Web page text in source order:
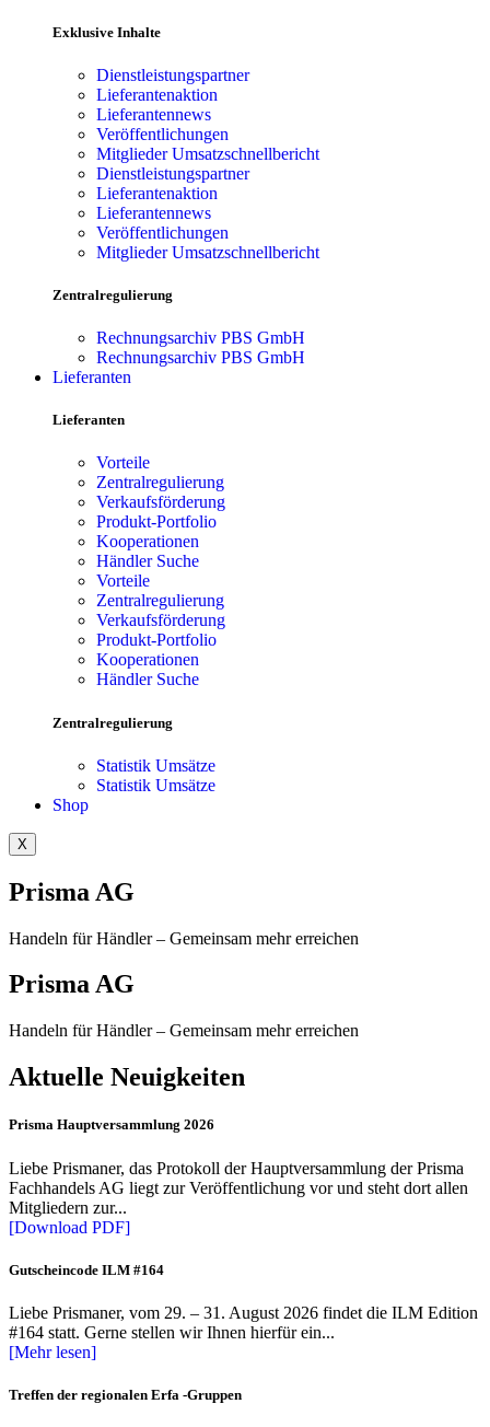
Exklusive Inhalte
Dienstleistungspartner
Lieferantenaktion
Lieferantennews
Veröffentlichungen
Mitglieder Umsatzschnellbericht
Dienstleistungspartner
Lieferantenaktion
Lieferantennews
Veröffentlichungen
Mitglieder Umsatzschnellbericht
Zentralregulierung
Rechnungsarchiv PBS GmbH
Rechnungsarchiv PBS GmbH
Lieferanten
Lieferanten
Vorteile
Zentralregulierung
Verkaufsförderung
Produkt-Portfolio
Kooperationen
Händler Suche
Vorteile
Zentralregulierung
Verkaufsförderung
Produkt-Portfolio
Kooperationen
Händler Suche
Zentralregulierung
Statistik Umsätze
Statistik Umsätze
Shop
X
Prisma AG
Handeln für Händler – Gemeinsam mehr erreichen
Prisma AG
Handeln für Händler – Gemeinsam mehr erreichen
Aktuelle Neuigkeiten
Prisma Hauptversammlung 2026
Liebe Prismaner, das Protokoll der Hauptversammlung der Prisma
Fachhandels AG liegt zur Veröffentlichung vor und steht dort allen
Mitgliedern zur...
[Download PDF]
Gutscheincode ILM #164
Liebe Prismaner, vom 29. – 31. August 2026 findet die ILM Edition
#164 statt. Gerne stellen wir Ihnen hierfür ein...
[Mehr lesen]
Treffen der regionalen Erfa -Gruppen